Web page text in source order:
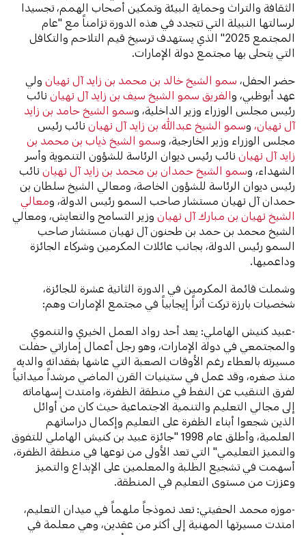
الثقافة والتراث وحماية البيئة وتمكين أصحاب الهمم، تجسيدا
لرسالتها النبيلة التي تتجدد في هذه الدورة تزامناً مع "عام
المجتمع 2025" الذي يستهدف ترسيخ قيم التلاحم والتكافل
التي يتحلى بها مجتمع دولة الإمارات.
حضر الحفل، سمو الشيخ خالد بن محمد بن زايد آل نهيان ولي
عهد أبوظبي، والفريق سمو الشيخ سيف بن زايد آل نهيان نائب
رئيس مجلس الوزراء وزير الداخلية، وسمو الشيخ حامد بن زايد
آل نهيان، وسمو الشيخ عبدالله بن زايد آل نهيان نائب رئيس
مجلس الوزراء وزير الخارجية، وسمو الشيخ ذياب بن محمد بن
زايد آل نهيان نائب رئيس ديوان الرئاسة للشؤون التنموية وأسر
الشهداء، وسمو الشيخ حمدان بن محمد بن زايد آل نهيان نائب
رئيس ديوان الرئاسة للشؤون الخاصة، ومعالي الشيخ سلطان بن
حمدان آل نهيان مستشار صاحب السمو رئيس الدولة، ومعالي
الشيخ نهيان بن مبارك آل نهيان وزير التسامح والتعايش، ومعالي
الشيخ محمد بن حمد بن طحنون آل نهيان مستشار صاحب
السمو رئيس الدولة، بجانب عائلات المكرمين وشركاء الجائزة
وداعميها.
وشملت قائمة المكرمين في الدورة الثانية عشرة للجائزة،
شخصيات بارزة تركت أثراً إيجابياً في مجتمع الإمارات وهم:
-عبيد كنيش الهاملي: يعد أحد رواد العمل الخيري والتنموي
والمجتمعي في دولة الإمارات، وهو رجل أعمال إماراتي حفلت
مسيرته بالعطاء رغم الأوقات الصعبة التي عاشها بفقدانه والديه
منذ صغره، وقد عمل في ستينيات القرن الماضي مرشداً ميدانياً
لفرق التنقيب عن النفط في منطقة الظفرة، وامتدت إسهاماته
إلى مجالي التعليم والتنمية الاجتماعية حيث كان من أوائل
الذين شجعوا أبناء الظفرة على التعليم وإكمال دراساتهم
العلمية، وأطلق عام 1998 "جائزة عبيد بن كنيش الهاملي للتفوق
والتميز التعليمي" التي تعد الأولى من نوعها في منطقة الظفرة،
أسهمت في تشجيع الطلبة والمعلمين على الإبداع والتميز
وعززت من مستوى التعليم في المنطقة.
-موزه محمد الحفيتي: تعد نموذجاً ملهماً في ميدان التعليم،
امتدت مسيرتها المهنية إلى أكثر من عقدين، وهي معلمة في